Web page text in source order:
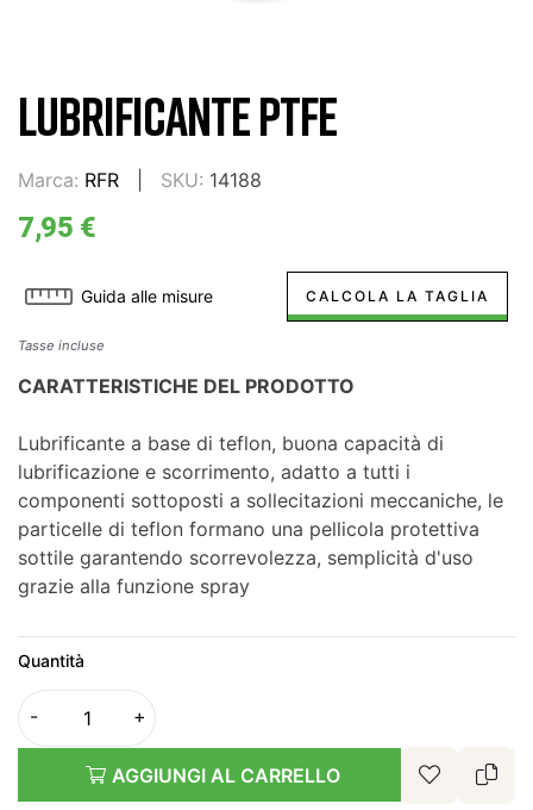
LUBRIFICANTE PTFE
Marca: RFR SKU: 14188
7,95 €
Guida alle misure CALCOLA LA TAGLIA
Tasse incluse
CARATTERISTICHE DEL PRODOTTO
Lubrificante a base di teflon, buona capacità di
lubrificazione e scorrimento, adatto a tutti i
componenti sottoposti a sollecitazioni meccaniche, le
particelle di teflon formano una pellicola protettiva
sottile garantendo scorrevolezza, semplicità d'uso
grazie alla funzione spray
Quantità
AGGIUNGI AL CARRELLO